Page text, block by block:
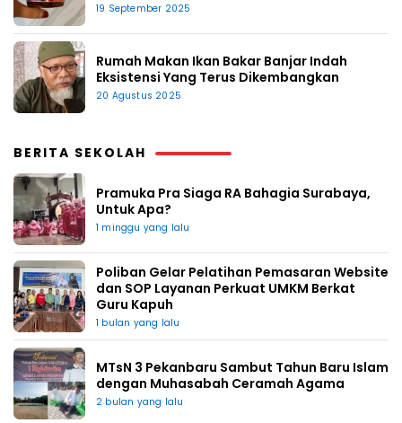
19 September 2025
Rumah Makan Ikan Bakar Banjar Indah
Eksistensi Yang Terus Dikembangkan
20 Agustus 2025
BERITA SEKOLAH
Pramuka Pra Siaga RA Bahagia Surabaya,
Untuk Apa?
1 minggu yang lalu
Poliban Gelar Pelatihan Pemasaran Website
dan SOP Layanan Perkuat UMKM Berkat
Guru Kapuh
1 bulan yang lalu
MTsN 3 Pekanbaru Sambut Tahun Baru Islam
dengan Muhasabah Ceramah Agama
2 bulan yang lalu